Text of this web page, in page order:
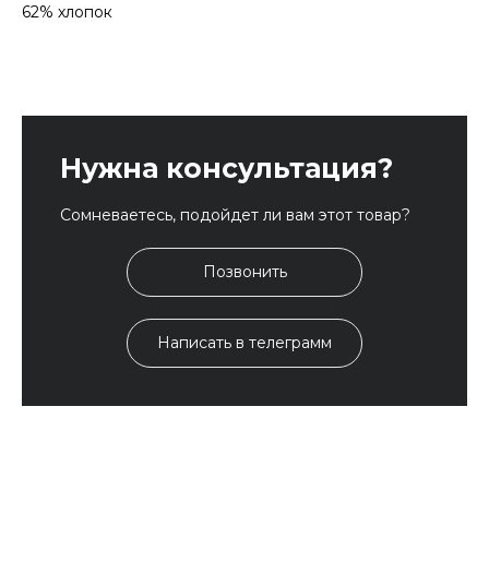
62% хлопок
Нужна консультация?
Сомневаетесь, подойдет ли вам этот товар?
Позвонить
Написать в телеграмм